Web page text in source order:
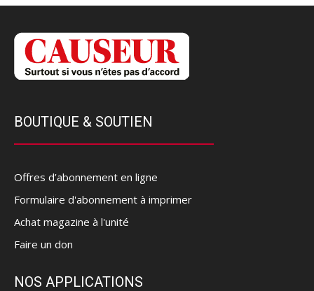
BOUTIQUE & SOUTIEN
Offres d’abonnement en ligne
Formulaire d'abonnement à imprimer
Achat magazine à l'unité
Faire un don
NOS APPLICATIONS